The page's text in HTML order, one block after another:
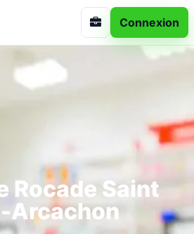
Connexion
Rocade Saint
Arcachon